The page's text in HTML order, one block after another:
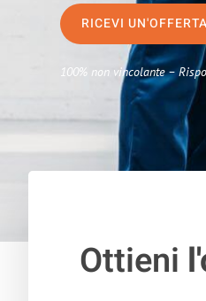
RICEVI
100% non vincolante –
Ottieni